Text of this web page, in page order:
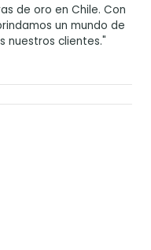
de oro en Chile. Con
un mundo de
nuestros clientes."